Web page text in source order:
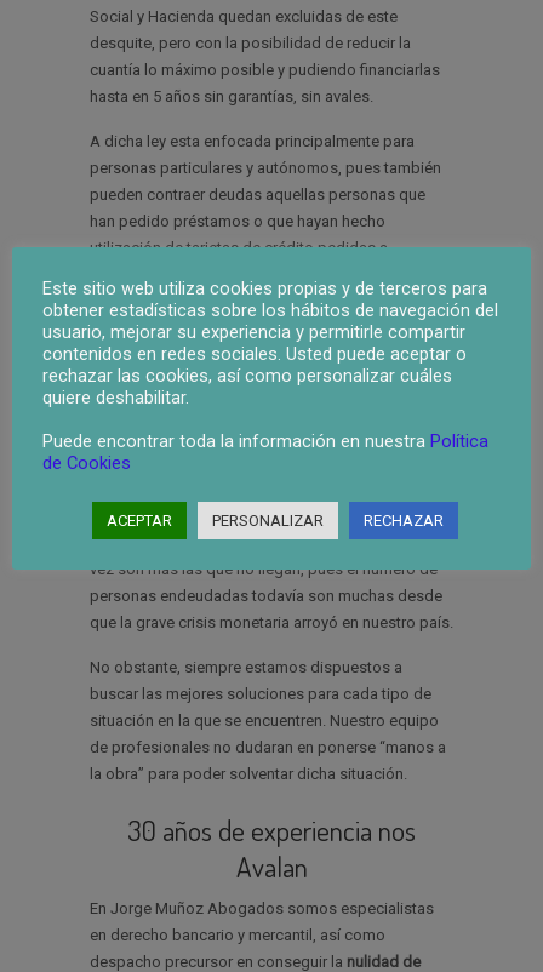
Social y Hacienda quedan excluidas de este
desquite, pero con la posibilidad de reducir la
cuantía lo máximo posible y pudiendo financiarlas
hasta en 5 años sin garantías, sin avales.
A dicha ley esta enfocada principalmente para
personas particulares y autónomos, pues también
pueden contraer deudas aquellas personas que
han pedido préstamos o que hayan hecho
utilización de tarjetas de crédito pedidas a
monetaria, pues todo el mundo tiene derecho a
poder empezar de cero y empezar una nueva vida.
Al despacho de Jorge Muñoz Abogados nos han
llegado mas de 150 solicitudes de ciudadanos de
Tomares que debido a un cumulo de deudas
que se encuentran y necesitan de un desahogo
financiero inmediato y eficaz. Por desgracia, cada
vez son más las que no llegan, pues el número de
personas endeudadas todavía son muchas desde
que la grave crisis monetaria arroyó en nuestro país.
No obstante, siempre estamos dispuestos a
buscar las mejores soluciones para cada tipo de
situación en la que se encuentren. Nuestro equipo
de profesionales no dudaran en ponerse “manos a
la obra” para poder solventar dicha situación.
30 años de experiencia nos
Avalan
En Jorge Muñoz Abogados somos especialistas
en derecho bancario y mercantil, así como
despacho precursor en conseguir la nulidad de
Este sitio web utiliza cookies propias y de terceros para
obtener estadísticas sobre los hábitos de navegación del
usuario, mejorar su experiencia y permitirle compartir
contenidos en redes sociales. Usted puede aceptar o
rechazar las cookies, así como personalizar cuáles
quiere deshabilitar.
Puede encontrar toda la información en nuestra Política
de Cookies
ACEPTAR PERSONALIZAR RECHAZAR